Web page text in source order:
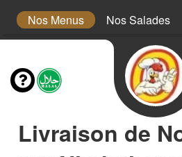
Nos Menus Nos Salades
Livraison de